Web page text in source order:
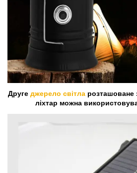
Друге джерело світла розташоване
ліхтар можна